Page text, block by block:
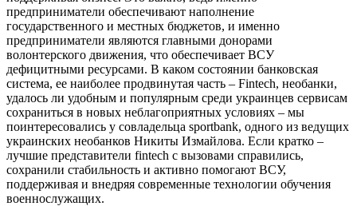
предприниматели обеспечивают наполнение
государственного и местных бюджетов, и именно
предприниматели являются главными донорами
волонтерского движения, что обеспечивает ВСУ
дефицитными ресурсами. В каком состоянии банковская
система, ее наиболее продвинутая часть – Fintech, необанки,
удалось ли удобным и популярным среди украинцев сервисам
сохраниться в новых неблагоприятных условиях – мы
поинтересовались у совладельца sportbank, одного из ведущих
украинских необанков Никиты Измайлова. Если кратко –
лучшие представители fintech с вызовами справились,
сохранили стабильность и активно помогают ВСУ,
поддерживая и внедряя современные технологии обучения
военнослужащих.